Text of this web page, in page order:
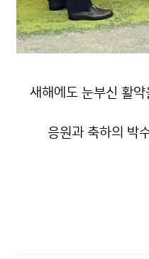
새해에도 눈부신 활
응원과 축하의 박